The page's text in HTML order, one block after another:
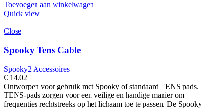
Toevoegen aan winkelwagen
Quick view
Close
Spooky Tens Cable
Spooky2 Accessoires
€ 14.02
Ontworpen voor gebruik met Spooky of standaard TENS pads.
TENS-pads zorgen voor een veilige en handige manier om
frequenties rechtstreeks op het lichaam toe te passen. De Spooky